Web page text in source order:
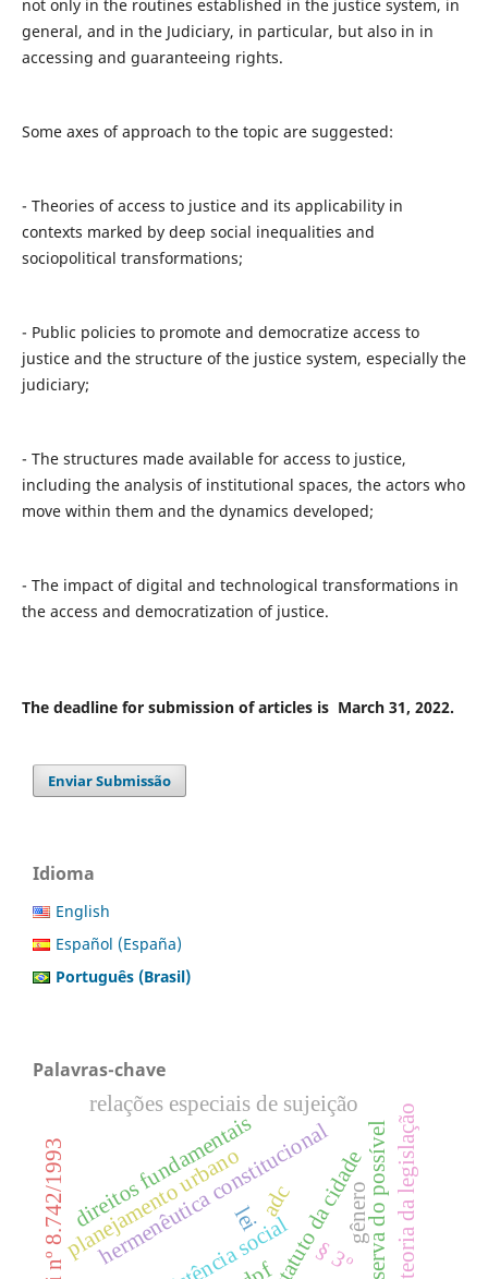
not only in the routines established in the justice system, in
general, and in the Judiciary, in particular, but also in in
accessing and guaranteeing rights.
Some axes of approach to the topic are suggested:
- Theories of access to justice and its applicability in
contexts marked by deep social inequalities and
sociopolitical transformations;
- Public policies to promote and democratize access to
justice and the structure of the justice system, especially the
judiciary;
- The structures made available for access to justice,
including the analysis of institutional spaces, the actors who
move within them and the dynamics developed;
- The impact of digital and technological transformations in
the access and democratization of justice.
The deadline for submission of articles is March 31, 2022.
Enviar Submissão
Idioma
English
Español (España)
Português (Brasil)
Palavras-chave
planejamento urbano
hermenêutica constitucional
estatuto da cidadereserva do possível
lei teoria da legislação
relações especiais de sujeição
direitos fundamentais
§ 3º
da lei nº 8.742/1993 adc gênero